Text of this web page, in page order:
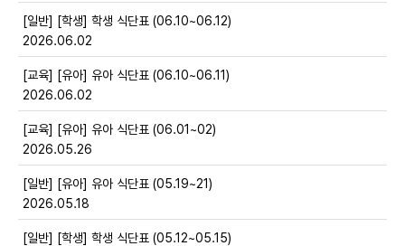
[일반] [학생] 학생 식단표 (06.10~06.12)
2026.06.02
[교육] [유아] 유아 식단표 (06.10~06.11)
2026.06.02
[교육] [유아] 유아 식단표 (06.01~02)
2026.05.26
[일반] [유아] 유아 식단표 (05.19~21)
2026.05.18
[일반] [학생] 학생 식단표 (05.12~05.15)